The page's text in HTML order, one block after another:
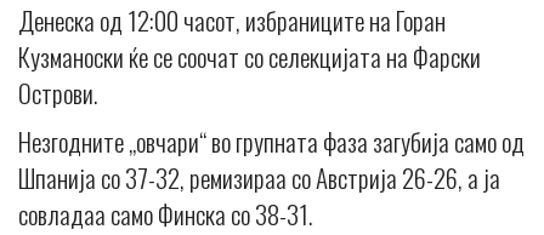
Денеска од 12:00 часот, избраниците на Горан
Кузманоски ќе се соочат со селекцијата на Фарски
Острови.
Незгодните „овчари“ во групната фаза загубија само од
Шпанија со 37-32, ремизираа со Австрија 26-26, а ја
совладаа само Финска со 38-31.